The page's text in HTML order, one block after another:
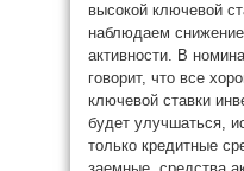
высокой ключевой
наблюдаем
активности. В
говорит, что все
ключевой ставки
будет улучшаться,
только кредитные